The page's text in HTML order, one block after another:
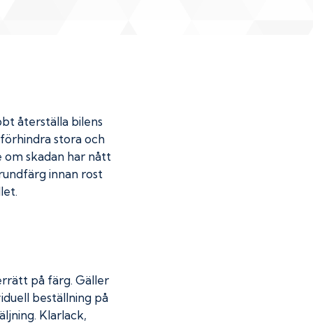
återställa bilens
stora och
skadan har nått
innan rost
på färg. Gäller
beställning på
Klarlack,